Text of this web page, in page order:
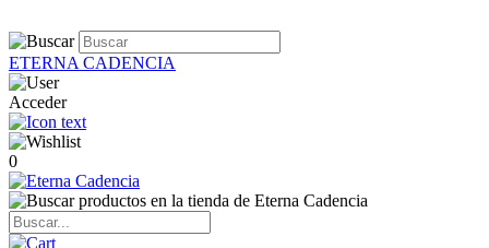
ETERNA CADENCIA
Acceder
0